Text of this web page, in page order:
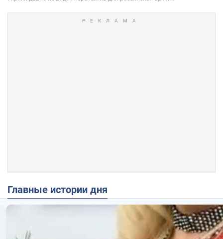
Главные истории дня